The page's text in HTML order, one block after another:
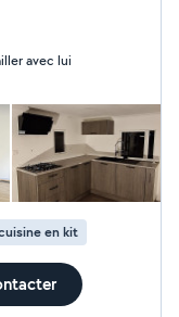
et
Démontage et
téléviseurs.
de A à Z.
clients est
travailler avec lui
en kit